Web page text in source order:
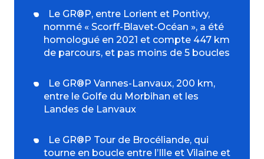
Le GR®P, entre Lorient et Pontivy,
nommé « Scorff-Blavet-Océan », a été
homologué en 2021 et compte 447 km
de parcours, et pas moins de 5 boucles
Le GR®P Vannes-Lanvaux, 200 km,
entre le Golfe du Morbihan et les
Landes de Lanvaux
Le GR®P Tour de Brocéliande, qui
tourne en boucle entre l’Ille et Vilaine et